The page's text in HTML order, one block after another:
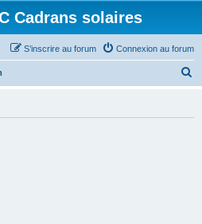
Cadrans solaires
Connexion au forum
S’inscrire au forum